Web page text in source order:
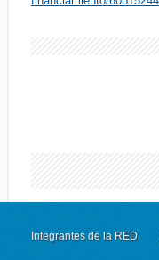
Integrantes de la RED